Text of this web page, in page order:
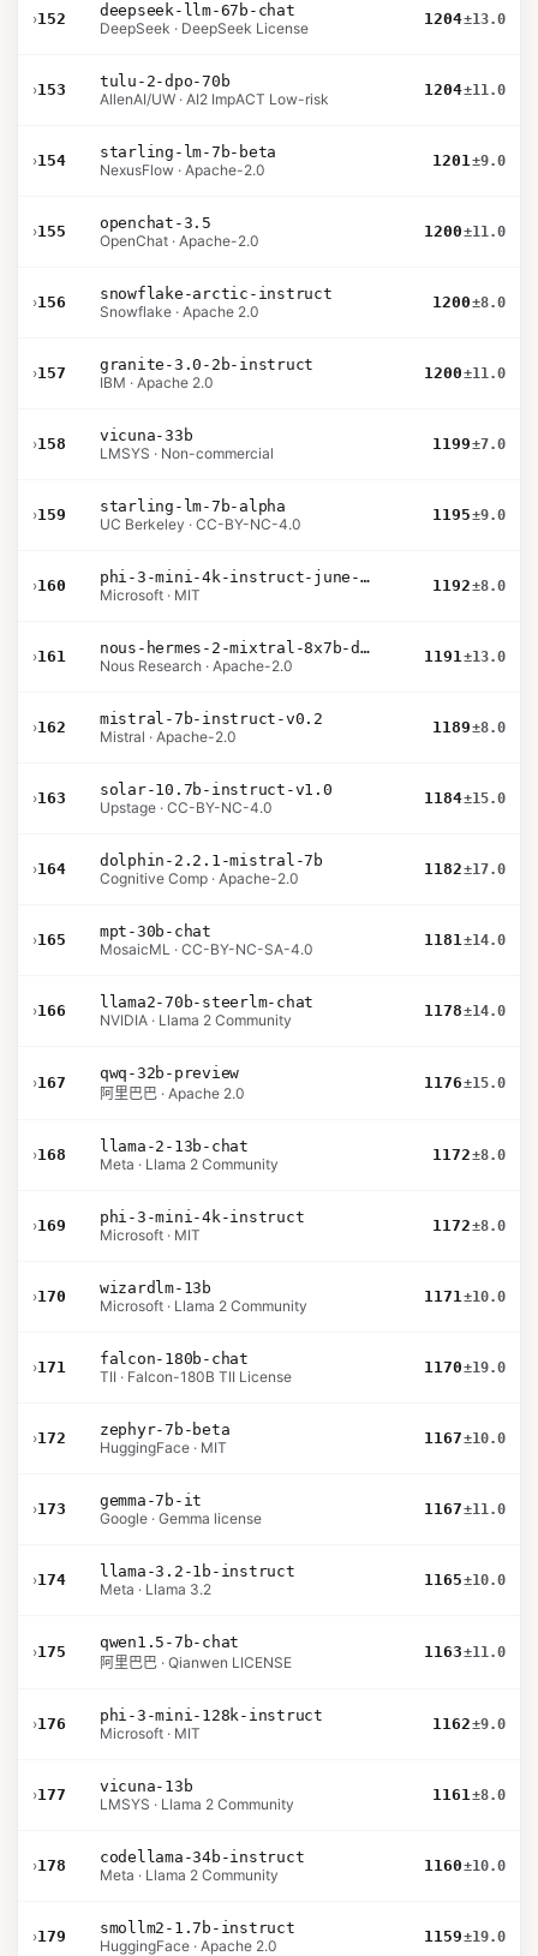
›152
deepseek-llm-67b-chat
DeepSeek · DeepSeek License
1204±13.0
›153
tulu-2-dpo-70b
AllenAI/UW · AI2 ImpACT Low-risk
1204±11.0
›154
starling-lm-7b-beta
NexusFlow · Apache-2.0
1201±9.0
›155
openchat-3.5
OpenChat · Apache-2.0
1200±11.0
›156
snowflake-arctic-instruct
Snowflake · Apache 2.0
1200±8.0
›157
granite-3.0-2b-instruct
IBM · Apache 2.0
1200±11.0
›158
vicuna-33b
LMSYS · Non-commercial
1199±7.0
›159
starling-lm-7b-alpha
UC Berkeley · CC-BY-NC-4.0
1195±9.0
›160
phi-3-mini-4k-instruct-june-2024
Microsoft · MIT
1192±8.0
›161
nous-hermes-2-mixtral-8x7b-dpo
Nous Research · Apache-2.0
1191±13.0
›162
mistral-7b-instruct-v0.2
Mistral · Apache-2.0
1189±8.0
›163
solar-10.7b-instruct-v1.0
Upstage · CC-BY-NC-4.0
1184±15.0
›164
dolphin-2.2.1-mistral-7b
Cognitive Comp · Apache-2.0
1182±17.0
›165
mpt-30b-chat
MosaicML · CC-BY-NC-SA-4.0
1181±14.0
›166
llama2-70b-steerlm-chat
NVIDIA · Llama 2 Community
1178±14.0
›167
qwq-32b-preview
阿里巴巴 · Apache 2.0
1176±15.0
›168
llama-2-13b-chat
Meta · Llama 2 Community
1172±8.0
›169
phi-3-mini-4k-instruct
Microsoft · MIT
1172±8.0
›170
wizardlm-13b
Microsoft · Llama 2 Community
1171±10.0
›171
falcon-180b-chat
TII · Falcon-180B TII License
1170±19.0
›172
zephyr-7b-beta
HuggingFace · MIT
1167±10.0
›173
gemma-7b-it
Google · Gemma license
1167±11.0
›174
llama-3.2-1b-instruct
Meta · Llama 3.2
1165±10.0
›175
qwen1.5-7b-chat
阿里巴巴 · Qianwen LICENSE
1163±11.0
›176
phi-3-mini-128k-instruct
Microsoft · MIT
1162±9.0
›177
vicuna-13b
LMSYS · Llama 2 Community
1161±8.0
›178
codellama-34b-instruct
Meta · Llama 2 Community
1160±10.0
›179
smollm2-1.7b-instruct
HuggingFace · Apache 2.0
1159±19.0